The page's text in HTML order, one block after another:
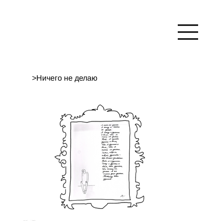
>Ничего не делаю